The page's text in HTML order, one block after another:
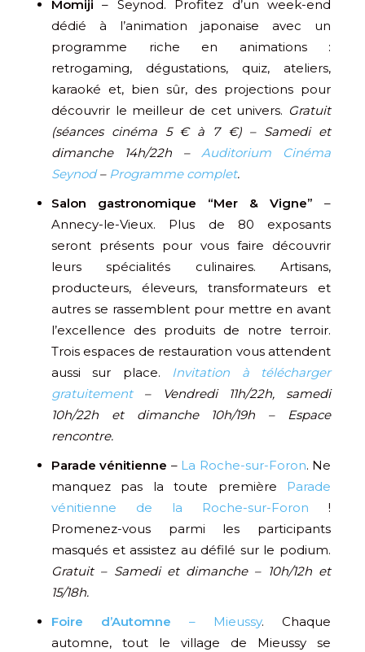
Momiji – Seynod. Profitez d’un week-end
dédié à l’animation japonaise avec un
programme riche en animations :
retrogaming, dégustations, quiz, ateliers,
karaoké et, bien sûr, des projections pour
découvrir le meilleur de cet univers. Gratuit
(séances cinéma 5 € à 7 €) – Samedi et
dimanche 14h/22h – Auditorium Cinéma
Seynod– Programme complet.
Salon gastronomique “Mer & Vigne” –
Annecy-le-Vieux. Plus de 80 exposants
seront présents pour vous faire découvrir
leurs spécialités culinaires. Artisans,
producteurs, éleveurs, transformateurs et
autres se rassemblent pour mettre en avant
l’excellence des produits de notre terroir.
Trois espaces de restauration vous attendent
aussi sur place. Invitation à télécharger
gratuitement– Vendredi 11h/22h, samedi
10h/22h et dimanche 10h/19h – Espace
rencontre.
Parade vénitienne – La Roche-sur-Foron. Ne
manquez pas la toute première
Parade
vénitienne de la Roche-sur-Foron !
Promenez-vous parmi les participants
masqués et assistez au défilé sur le podium.
Gratuit – Samedi et dimanche – 10h/12h et
15/18h.
Foire d’Automne – Mieussy. Chaque
automne, tout le village de Mieussy se